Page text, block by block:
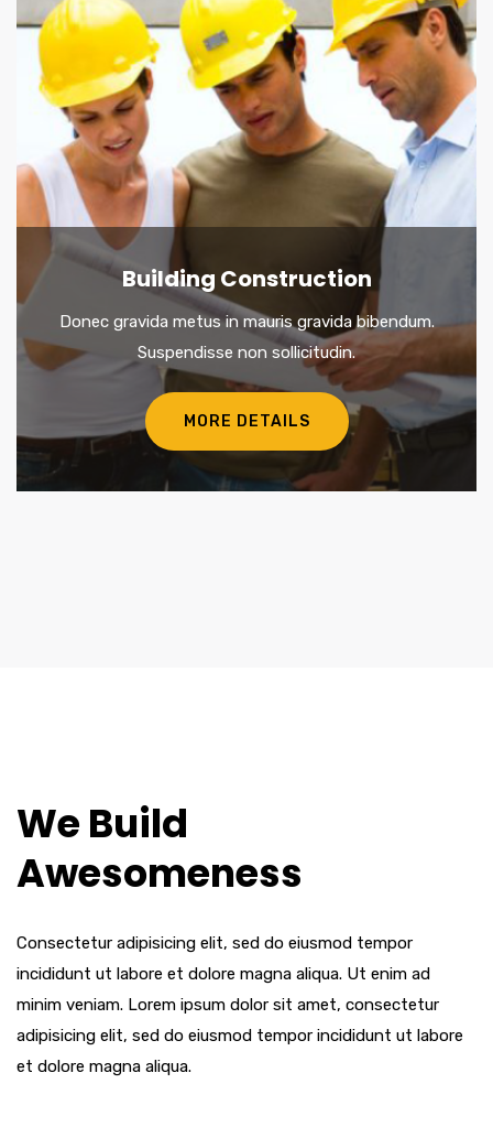
Building Construction
Donec gravida metus in mauris gravida bibendum.
Suspendisse non sollicitudin.
MORE DETAILS
We Build
Awesomeness
Consectetur adipisicing elit, sed do eiusmod tempor
incididunt ut labore et dolore magna aliqua. Ut enim ad
minim veniam. Lorem ipsum dolor sit amet, consectetur
adipisicing elit, sed do eiusmod tempor incididunt ut labore
et dolore magna aliqua.